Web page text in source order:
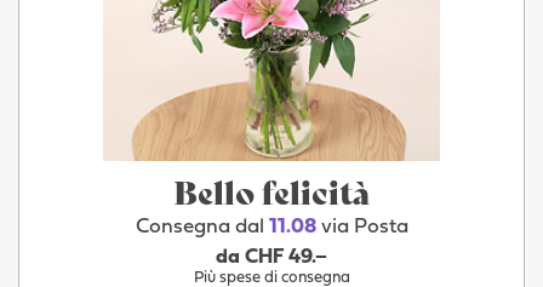
Bello felicità
Consegna dal 11.08via Posta
da CHF 49.–
Più spese di consegna